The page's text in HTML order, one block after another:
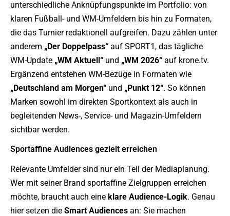
unterschiedliche Anknüpfungspunkte im Portfolio: von
klaren Fußball- und WM-Umfeldern bis hin zu Formaten,
die das Turnier redaktionell aufgreifen. Dazu zählen unter
anderem „Der Doppelpass“ auf SPORT1, das tägliche
WM-Update „WM Aktuell“ und „WM 2026“ auf krone.tv.
Ergänzend entstehen WM-Bezüge in Formaten wie
„Deutschland am Morgen“ und „Punkt 12“. So können
Marken sowohl im direkten Sportkontext als auch in
begleitenden News-, Service- und Magazin-Umfeldern
sichtbar werden.
Sportaffine Audiences gezielt erreichen
Relevante Umfelder sind nur ein Teil der Mediaplanung.
Wer mit seiner Brand sportaffine Zielgruppen erreichen
möchte, braucht auch eine klare Audience-Logik. Genau
hier setzen die Smart Audiences an: Sie machen